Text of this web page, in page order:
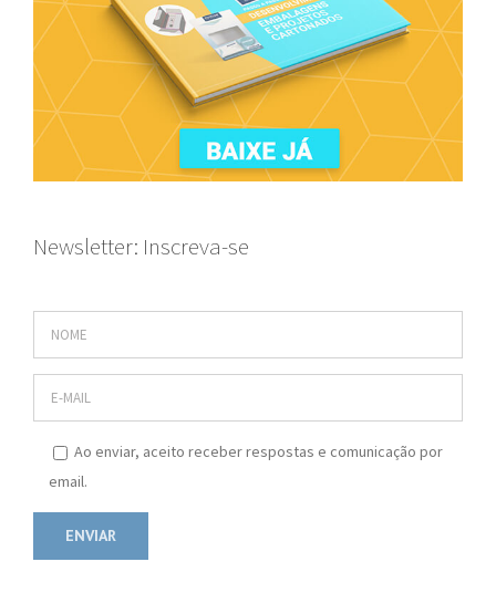
Newsletter: Inscreva-se
Ao enviar, aceito receber respostas e comunicação por
email.